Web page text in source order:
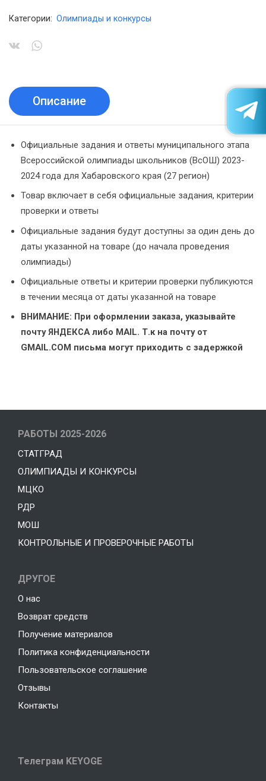
Категории: Олимпиады и конкурсы
Описание
Официальные задания и ответы муниципального этапа
Всероссийской олимпиады школьников (ВсОШ) 2023-
2024 года для Хабаровского края (27 регион)
Товар включает в себя официальные задания, критерии
проверки и ответы
Официальные задания будут доступны за один день до
даты указанной на товаре (до начала проведения
олимпиады)
Официальные ответы и критерии проверки публикуются
в течении месяца от даты указанной на товаре
ВНИМАНИЕ: При оформлении заказа, указывайте
почту ЯНДЕКСА либо MAIL. Т.к на почту от
GMAIL.COM письма могут приходить с задержкой
РАБОТЫ 2025-2026
СТАТГРАД
ОЛИМПИАДЫ И КОНКУРСЫ
МЦКО
РДР
МОШ
КОНТРОЛЬНЫЕ И ПРОВЕРОЧНЫЕ РАБОТЫ
ДРУГОЕ
О нас
Возврат средств
Получение материалов
Политика конфиденциальности
Пользовательское соглашение
Отзывы
Контакты
Телеграм KEYOGE